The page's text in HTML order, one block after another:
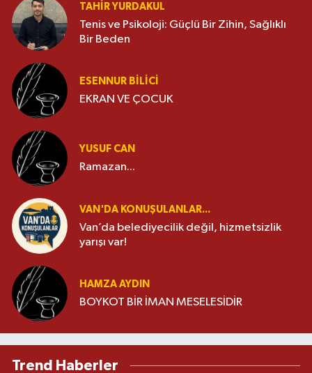
TAHIR YURDAKUL
Tenis ve Psikoloji: Güçlü Bir Zihin, Sağlıklı
Bir Beden
ESENNUR BİLİCİ
EKRAN VE ÇOCUK
YUSUF CAN
Ramazan...
VAN'DA KONUŞULANLAR...
Van’da belediyecilik değil, hizmetsizlik
yarışı var!
HAMZA AYDIN
BOYKOT BİR İMAN MESELESİDİR
Trend Haberler